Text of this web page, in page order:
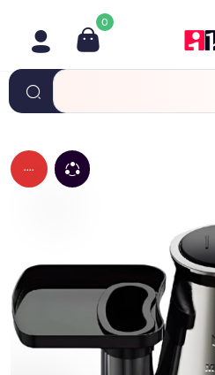
0
....